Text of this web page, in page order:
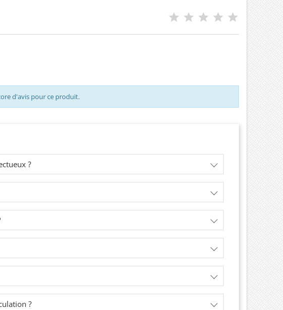
,
038130073G , 038130079B ,
038130073BM , 038130080X Pour
Pièce d'origine
d'avis pour ce produit.
?
?